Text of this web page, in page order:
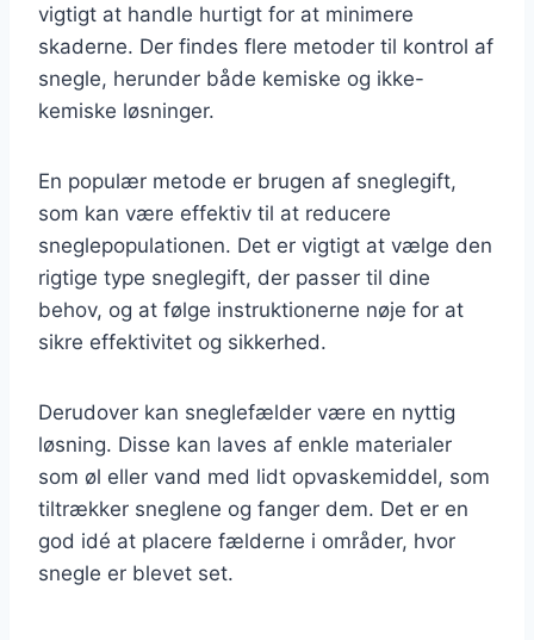
vigtigt at handle hurtigt for at minimere
skaderne. Der findes flere metoder til kontrol af
snegle, herunder både kemiske og ikke-
kemiske løsninger.
En populær metode er brugen af sneglegift,
som kan være effektiv til at reducere
sneglepopulationen. Det er vigtigt at vælge den
rigtige type sneglegift, der passer til dine
behov, og at følge instruktionerne nøje for at
sikre effektivitet og sikkerhed.
Derudover kan sneglefælder være en nyttig
løsning. Disse kan laves af enkle materialer
som øl eller vand med lidt opvaskemiddel, som
tiltrækker sneglene og fanger dem. Det er en
god idé at placere fælderne i områder, hvor
snegle er blevet set.